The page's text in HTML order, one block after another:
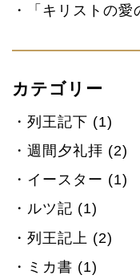
「キリストの
カテゴリー
列王記下 (1)
週間夕礼拝 (2)
イースター (1)
ルツ記 (1)
列王記上 (2)
ミカ書 (1)